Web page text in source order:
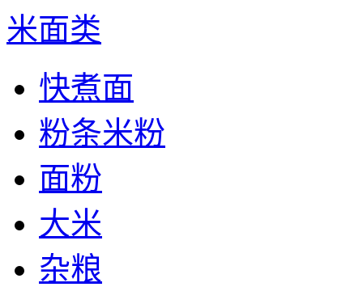
米面类
快煮面
粉条米粉
面粉
大米
杂粮